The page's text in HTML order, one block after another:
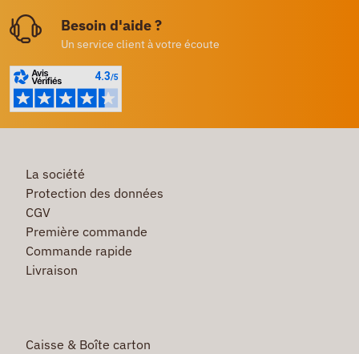
Besoin d'aide ?
Un service client à votre écoute
La société
Protection des données
CGV
Première commande
Commande rapide
Livraison
Caisse & Boîte carton